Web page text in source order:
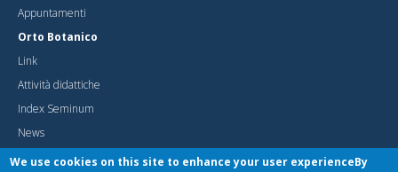
Appuntamenti
Orto Botanico
Link
Attività didattiche
Index Seminum
News
Pubblicazioni
We use cookies on this site to enhance your user experienceBy